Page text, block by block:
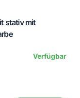
stativ mit
Verfügbar